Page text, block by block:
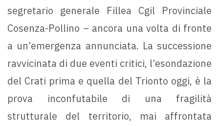
segretario generale Fillea Cgil Provinciale
Cosenza-Pollino – ancora una volta di fronte
a un’emergenza annunciata. La successione
ravvicinata di due eventi critici, l’esondazione
del Crati prima e quella del Trionto oggi, è la
prova inconfutabile di una fragilità
strutturale del territorio, mai affrontata